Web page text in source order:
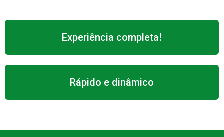
Experiência completa!
Rápido e dinâmico